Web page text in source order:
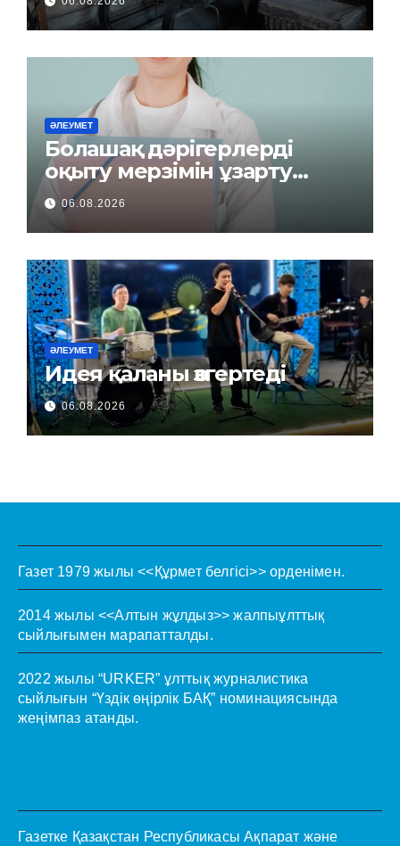
ӘЛЕУМЕТ
Болашақ дәрігерлерді
оқыту мерзімін ұзарту
керек пе?
06.08.2026
ӘЛЕУМЕТ
Идея қаланы өзгертеді
06.08.2026
Газет 1979 жылы <<Құрмет белгісі>> орденімен.
2014 жылы <<Алтын жұлдыз>> жалпыұлттық
сыйлығымен марапатталды.
2022 жылы “URKER” ұлттық журналистика
сыйлығын “Үздік өңірлік БАҚ” номинациясында
жеңімпаз атанды.
Газетке Қазақстан Республикасы Ақпарат және